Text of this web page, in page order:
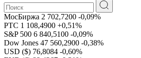
МосБиржа 2 702,7200 -0,09%
РТС 1 108,4900 +0,51%
S&P 500 6 840,5100 -0,09%
Dow Jones 47 560,2900 -0,38%
USD ($) 76,8084 -0,60%